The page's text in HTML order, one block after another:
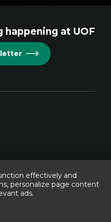
will
open
in
will
open
in
happening at UOF
français - 2026
and hosted by
effectively and
personalize page content
ads.